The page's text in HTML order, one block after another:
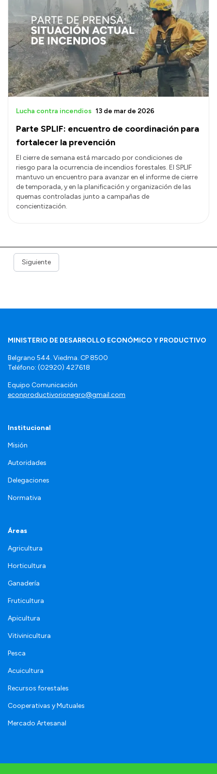
Parte SPLIF: encuentro de coordinación para
fortalecer la prevención
Lucha contra incendios 13 de mar de 2026
El cierre de semana está marcado por condiciones de
riesgo para la ocurrencia de incendios forestales. El SPLIF
mantuvo un encuentro para avanzar en el informe de cierre
de temporada, y en la planificación y organización de las
quemas controladas junto a campañas de
concientización.
Siguiente
MINISTERIO DE DESARROLLO ECONÓMICO Y PRODUCTIVO
Belgrano 544. Viedma. CP 8500
Teléfono: (02920) 427618
Equipo Comunicación
econproductivorionegro@gmail.com
Institucional
Misión
Autoridades
Delegaciones
Normativa
Áreas
Agricultura
Horticultura
Ganadería
Fruticultura
Apicultura
Vitivinicultura
Pesca
Acuicultura
Recursos forestales
Cooperativas y Mutuales
Mercado Artesanal